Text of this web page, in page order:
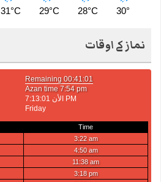
31°C 29°C 28°C 30°C
نماز کے اوقات